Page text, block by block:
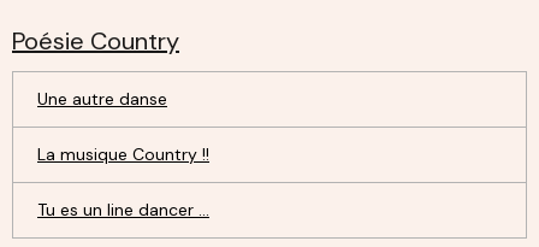
Poésie Country
Une autre danse
La musique Country !!
Tu es un line dancer ...